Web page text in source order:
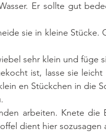
Er sollte gut
sie in kleine Stücke.
sehr klein und füge
ist, lasse sie
en Stückchen in die
arbeiten. Knete die
dient hier sozusagen